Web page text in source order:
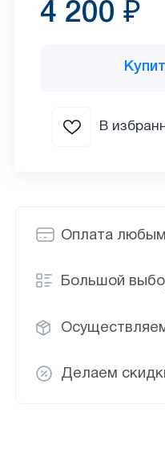
Оплата
Большой
Делаем
4 200 ₽
В